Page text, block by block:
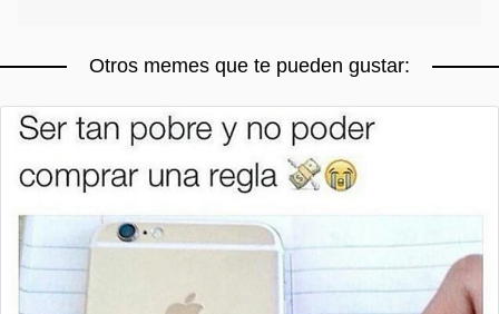
Otros memes que te pueden gustar: